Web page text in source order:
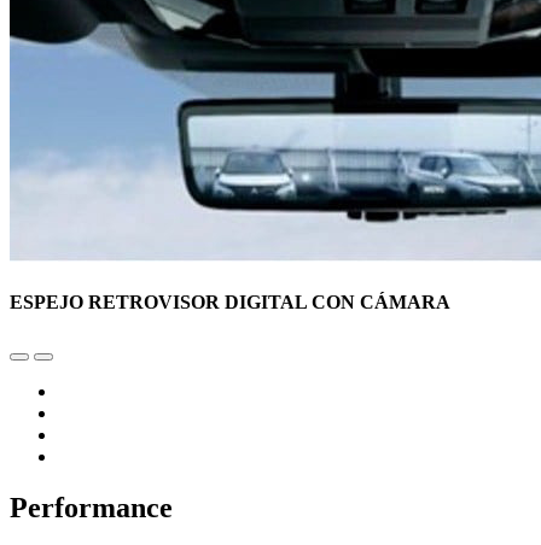
ESPEJO RETROVISOR DIGITAL CON CÁMARA
Performance